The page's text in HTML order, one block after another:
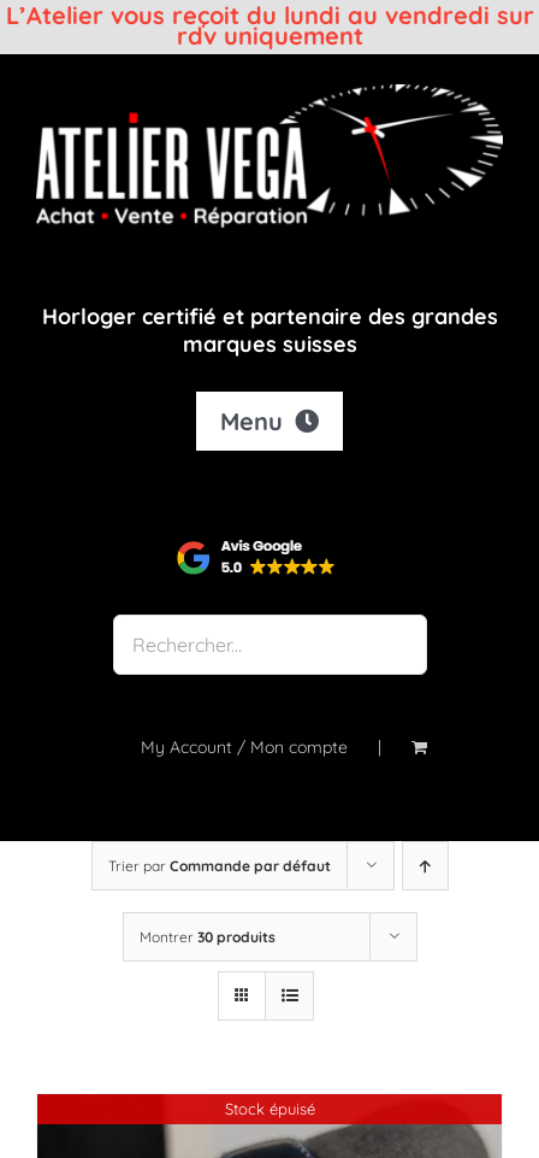
L’Atelier vous reçoit du lundi au vendredi sur
rdv uniquement
contenu
Horloger certifié et partenaire des grandes
marques suisses
Menu
Shop
Notre atelier
À propos
Blog
My Account / Mon compte
Trier par Commande par défaut
Montrer 30 produits
Stock épuisé